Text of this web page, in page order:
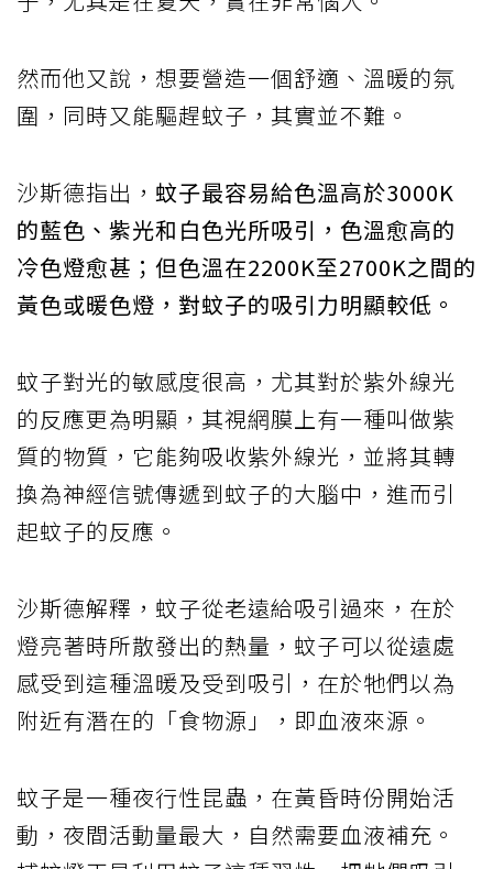
然而他又說，想要營造一個舒適、溫暖的氛
圍，同時又能驅趕蚊子，其實並不難。
沙斯德指出， 蚊子最容易給色溫高於3000K
的藍色、紫光和白色光所吸引，色溫愈高的
冷色燈愈甚；但色溫在2200K至2700K之間的
黃色或暖色燈，對蚊子的吸引力明顯較低。
蚊子對光的敏感度很高，尤其對於紫外線光
的反應更為明顯，其視網膜上有一種叫做紫
質的物質，它能夠吸收紫外線光，並將其轉
換為神經信號傳遞到蚊子的大腦中，進而引
起蚊子的反應。
沙斯德解釋，蚊子從老遠給吸引過來，在於
燈亮著時所散發出的熱量，蚊子可以從遠處
感受到這種溫暖及受到吸引，在於牠們以為
附近有潛在的「食物源」，即血液來源。
蚊子是一種夜行性昆蟲，在黃昏時份開始活
動，夜間活動量最大，自然需要血液補充。